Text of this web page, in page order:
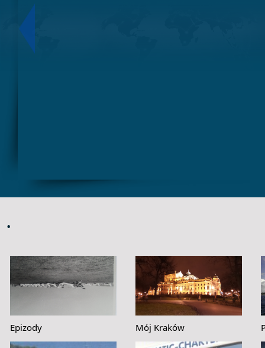
.
Epizody Mój Kraków